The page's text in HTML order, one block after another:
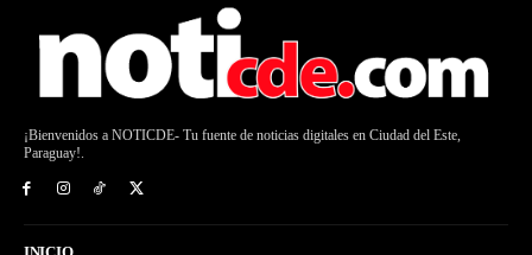
¡Bienvenidos a NOTICDE- Tu fuente de noticias digitales en Ciudad del Este,
Paraguay!.